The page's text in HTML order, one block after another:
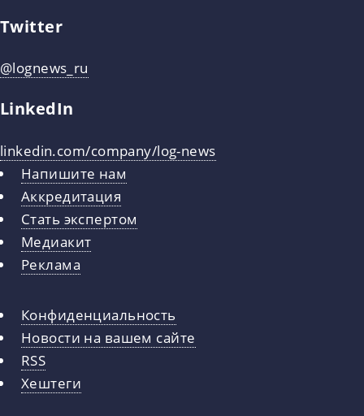
Twitter
@lognews_ru
LinkedIn
linkedin.com/company/log-news
Напишите нам
Аккредитация
Стать экспертом
Медиакит
Реклама
Конфиденциальность
Новости на вашем сайте
RSS
Хештеги